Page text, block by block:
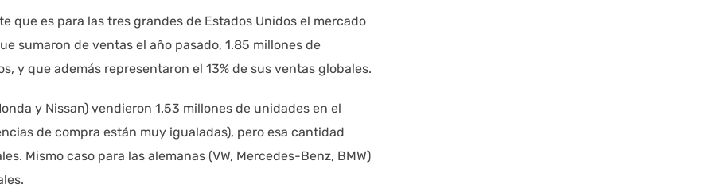
que es para las tres grandes de Estados Unidos el mercado
sumaron de ventas el año pasado, 1.85 millones de
y que además representaron el 13% de sus ventas globales.
y Nissan) vendieron 1.53 millones de unidades en el
de compra están muy igualadas), pero esa cantidad
Mismo caso para las alemanas (VW, Mercedes-Benz, BMW)